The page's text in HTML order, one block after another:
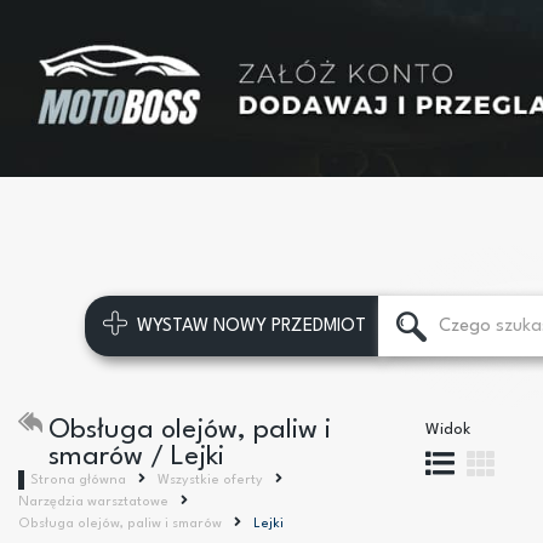
WYSTAW NOWY PRZEDMIOT
Obsługa olejów, paliw i
smarów / Lejki
Strona główna
Wszystkie oferty
Narzędzia warsztatowe
Obsługa olejów, paliw i smarów
Lejki
Widok